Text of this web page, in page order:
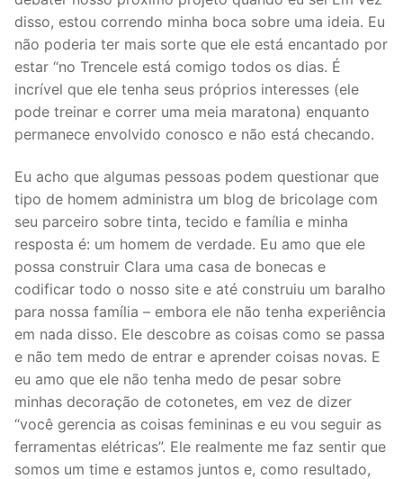
disso, estou correndo minha boca sobre uma ideia. Eu
não poderia ter mais sorte que ele está encantado por
estar “no Trencele está comigo todos os dias. É
incrível que ele tenha seus próprios interesses (ele
pode treinar e correr uma meia maratona) enquanto
permanece envolvido conosco e não está checando.
Eu acho que algumas pessoas podem questionar que
tipo de homem administra um blog de bricolage com
seu parceiro sobre tinta, tecido e família e minha
resposta é: um homem de verdade. Eu amo que ele
possa construir Clara uma casa de bonecas e
codificar todo o nosso site e até construiu um baralho
para nossa família – embora ele não tenha experiência
em nada disso. Ele descobre as coisas como se passa
e não tem medo de entrar e aprender coisas novas. E
eu amo que ele não tenha medo de pesar sobre
minhas decoração de cotonetes, em vez de dizer
“você gerencia as coisas femininas e eu vou seguir as
ferramentas elétricas”. Ele realmente me faz sentir que
somos um time e estamos juntos e, como resultado,